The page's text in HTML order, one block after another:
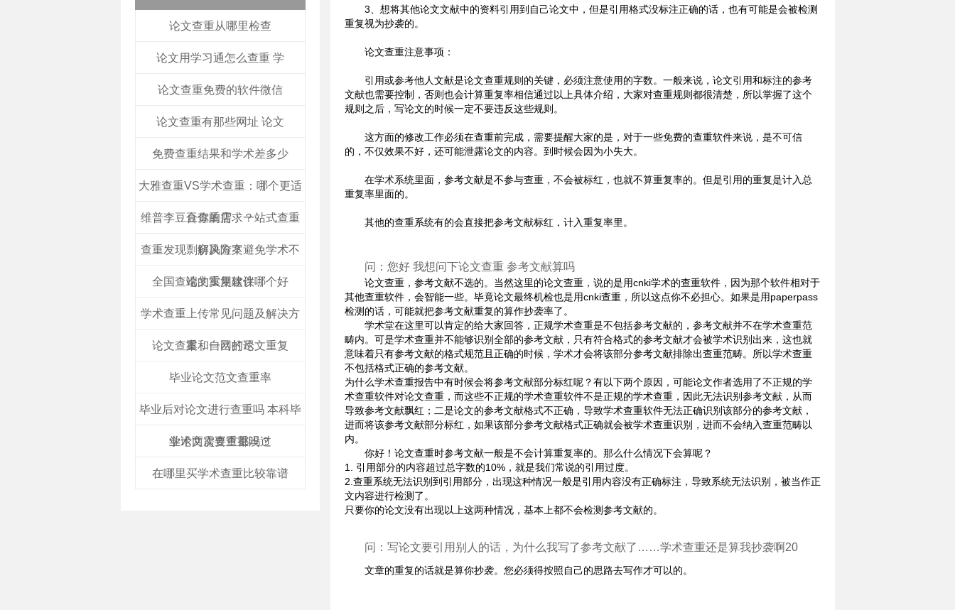
论文查重从哪里检查
论文用学习通怎么查重 学
论文查重免费的软件微信
论文查重有那些网址 论文
免费查重结果和学术差多少
大雅查重VS学术查重：哪个更适
合你的需求？
维普李豆豆查重店：一站式查重
解决方案
查重发现剽窃风险？避免学术不
端的实用建议
全国查论文重复软件哪个好
学术查重上传常见问题及解决方
案，一网打尽
论文查重和自己的论文重复
毕业论文范文查重率
毕业后对论文进行查重吗 本科毕
业论文需要查重吗？
学术两次查重都没过
在哪里买学术查重比较靠谱
3、想将其他论文文献中的资料引用到自己论文中，但是引用格式没标注正确的话，也有可能是会被检测
重复视为抄袭的。
论文查重注意事项：
引用或参考他人文献是论文查重规则的关键，必须注意使用的字数。一般来说，论文引用和标注的参考
文献也需要控制，否则也会计算重复率相信通过以上具体介绍，大家对查重规则都很清楚，所以掌握了这个
规则之后，写论文的时候一定不要违反这些规则。
这方面的修改工作必须在查重前完成，需要提醒大家的是，对于一些免费的查重软件来说，是不可信
的，不仅效果不好，还可能泄露论文的内容。到时候会因为小失大。
在学术系统里面，参考文献是不参与查重，不会被标红，也就不算重复率的。但是引用的重复是计入总
重复率里面的。
其他的查重系统有的会直接把参考文献标红，计入重复率里。
问：您好 我想问下论文查重 参考文献算吗
论文查重，参考文献不选的。当然这里的论文查重，说的是用cnki学术的查重软件，因为那个软件相对于
其他查重软件，会智能一些。毕竟论文最终机检也是用cnki查重，所以这点你不必担心。如果是用paperpass
检测的话，可能就把参考文献重复的算作抄袭率了。
学术堂在这里可以肯定的给大家回答，正规学术查重是不包括参考文献的，参考文献并不在学术查重范
畴内。可是学术查重并不能够识别全部的参考文献，只有符合格式的参考文献才会被学术识别出来，这也就
意味着只有参考文献的格式规范且正确的时候，学术才会将该部分参考文献排除出查重范畴。所以学术查重
不包括格式正确的参考文献。
为什么学术查重报告中有时候会将参考文献部分标红呢？有以下两个原因，可能论文作者选用了不正规的学
术查重软件对论文查重，而这些不正规的学术查重软件不是正规的学术查重，因此无法识别参考文献，从而
导致参考文献飘红；二是论文的参考文献格式不正确，导致学术查重软件无法正确识别该部分的参考文献，
进而将该参考文献部分标红，如果该部分参考文献格式正确就会被学术查重识别，进而不会纳入查重范畴以
内。
你好！论文查重时参考文献一般是不会计算重复率的。那么什么情况下会算呢？
1. 引用部分的内容超过总字数的10%，就是我们常说的引用过度。
2.查重系统无法识别到引用部分，出现这种情况一般是引用内容没有正确标注，导致系统无法识别，被当作正
文内容进行检测了。
只要你的论文没有出现以上这两种情况，基本上都不会检测参考文献的。
问：写论文要引用别人的话，为什么我写了参考文献了……学术查重还是算我抄袭啊20
文章的重复的话就是算你抄袭。您必须得按照自己的思路去写作才可以的。